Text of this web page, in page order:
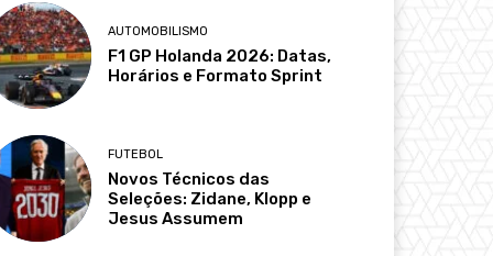
AUTOMOBILISMO
F1 GP Holanda 2026: Datas,
Horários e Formato Sprint
FUTEBOL
Novos Técnicos das
Seleções: Zidane, Klopp e
Jesus Assumem